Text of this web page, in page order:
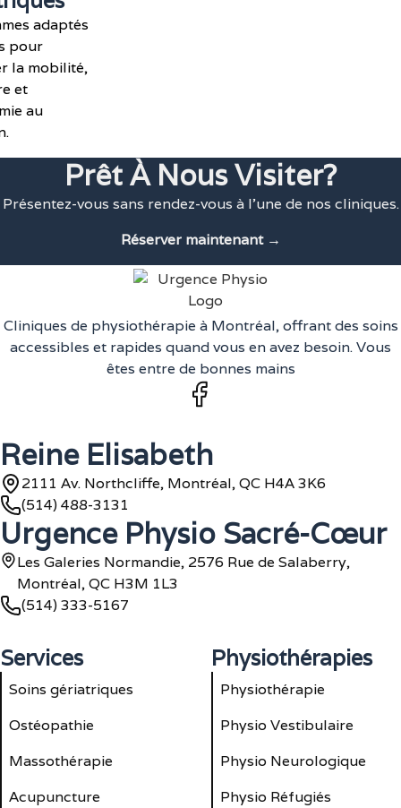
adaptés
pour
la mobilité,
et
au
Prêt À Nous Visiter?
Présentez-vous sans rendez-vous à l'une de nos cliniques.
Réserver maintenant →
Cliniques de physiothérapie à Montréal, offrant des soins
accessibles et rapides quand vous en avez besoin. Vous
êtes entre de bonnes mains
Reine Elisabeth
2111 Av. Northcliffe, Montréal, QC H4A 3K6
(514) 488-3131
Urgence Physio Sacré-Cœur
Les Galeries Normandie, 2576 Rue de Salaberry,
Montréal, QC H3M 1L3
(514) 333-5167
Services
Soins gériatriques
Ostéopathie
Massothérapie
Acupuncture
Physiothérapies
Physiothérapie
Physio Vestibulaire
Physio Neurologique
Physio Réfugiés